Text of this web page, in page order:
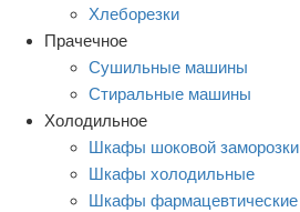
Хлеборезки
Прачечное
Сушильные машины
Стиральные машины
Холодильное
Шкафы шоковой заморозки
Шкафы холодильные
Шкафы фармацевтические